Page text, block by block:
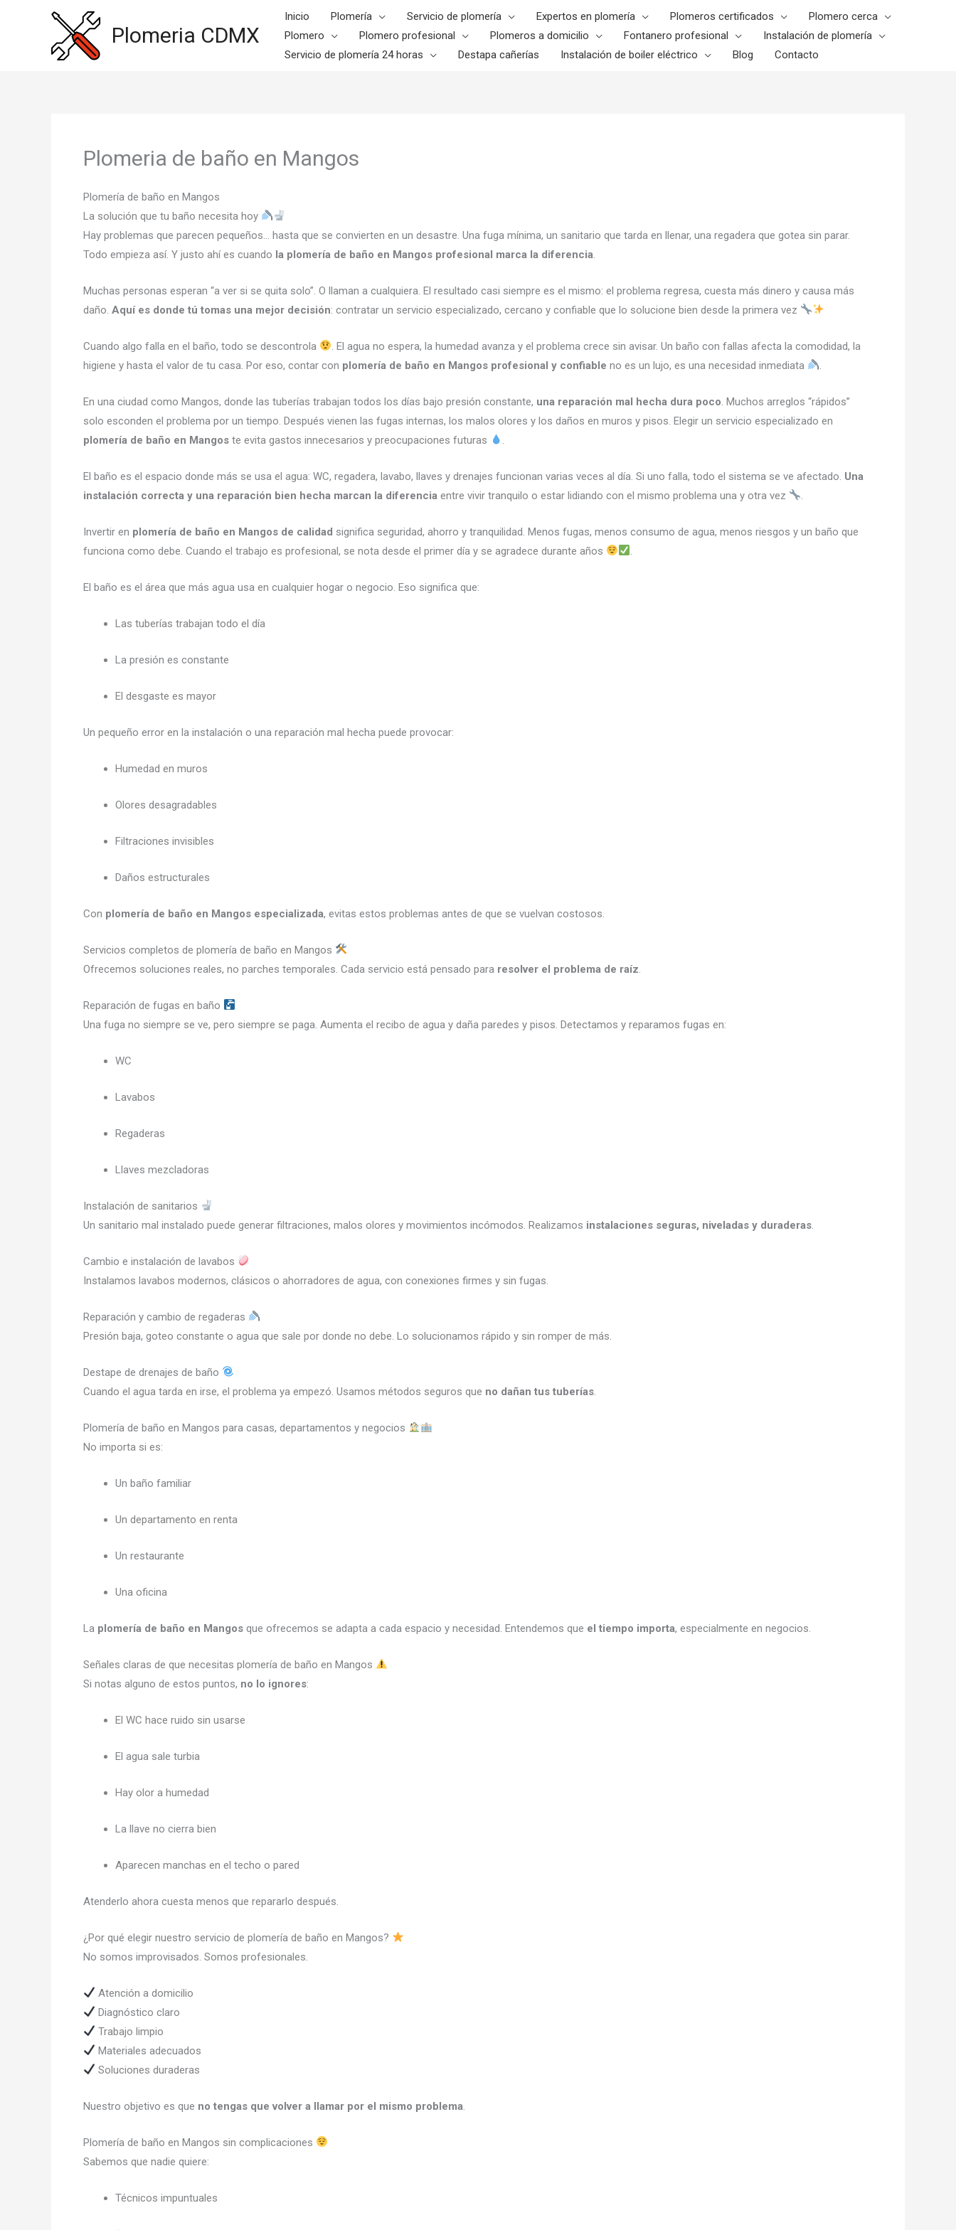
Plomeria CDMX
Inicio Plomería Servicio de plomería Expertos en plomería Plomeros certificados
Plomero cerca
Plomero
Plomero profesional Plomeros a domicilio Fontanero profesional
Instalación de plomería
Servicio de plomería 24 horas
Destapa cañerías Instalación de boiler eléctrico Blog Contacto
Plomeria de baño en Mangos
Plomería de baño en Mangos
La solución que tu baño necesita hoy
Hay problemas que parecen pequeños… hasta que se convierten en un desastre. Una fuga mínima, un sanitario que tarda en llenar, una regadera que gotea sin parar.
Todo empieza así. Y justo ahí es cuando la plomería de baño en Mangos profesional marca la diferencia
Muchas personas esperan “a ver si se quita solo”. O llaman a cualquiera. El resultado casi siempre es el mismo: el problema regresa, cuesta más dinero y causa más
daño. Aquí es donde tú tomas una mejor decisión: contratar un servicio especializado, cercano y confiable que lo solucione bien desde la primera vez
Cuando algo falla en el baño, todo se descontrola
. El agua no espera, la humedad avanza y el problema crece sin avisar. Un baño con fallas afecta la comodidad, la
higiene y hasta el valor de tu casa. Por eso, contar con plomería de baño en Mangos profesional y confiable no es un lujo, es una necesidad inmediata
En una ciudad como Mangos, donde las tuberías trabajan todos los días bajo presión constante, una reparación mal hecha dura poco . Muchos arreglos “rápidos”
solo esconden el problema por un tiempo. Después vienen las fugas internas, los malos olores y los daños en muros y pisos. Elegir un servicio especializado en
plomería de baño en Mangos te evita gastos innecesarios y preocupaciones futuras
El baño es el espacio donde más se usa el agua: WC, regadera, lavabo, llaves y drenajes funcionan varias veces al día. Si uno falla, todo el sistema se ve afectado. Una
instalación correcta y una reparación bien hecha marcan la diferencia entre vivir tranquilo o estar lidiando con el mismo problema una y otra vez
Invertir en plomería de baño en Mangos de calidad significa seguridad, ahorro y tranquilidad. Menos fugas, menos consumo de agua, menos riesgos y un baño que
funciona como debe. Cuando el trabajo es profesional, se nota desde el primer día y se agradece durante años
El baño es el área que más agua usa en cualquier hogar o negocio. Eso significa que:
Las tuberías trabajan todo el día
La presión es constante
El desgaste es mayor
Un pequeño error en la instalación o una reparación mal hecha puede provocar:
Humedad en muros
Olores desagradables
Filtraciones invisibles
Daños estructurales
Con plomería de baño en Mangos especializada, evitas estos problemas antes de que se vuelvan costosos.
Servicios completos de plomería de baño en Mangos
Ofrecemos soluciones reales, no parches temporales. Cada servicio está pensado para resolver el problema de raíz
Reparación de fugas en baño
Una fuga no siempre se ve, pero siempre se paga. Aumenta el recibo de agua y daña paredes y pisos. Detectamos y reparamos fugas en:
WC
Lavabos
Regaderas
Llaves mezcladoras
Instalación de sanitarios
Un sanitario mal instalado puede generar filtraciones, malos olores y movimientos incómodos. Realizamos instalaciones seguras, niveladas y duraderas
Cambio e instalación de lavabos
Instalamos lavabos modernos, clásicos o ahorradores de agua, con conexiones firmes y sin fugas.
Reparación y cambio de regaderas
Presión baja, goteo constante o agua que sale por donde no debe. Lo solucionamos rápido y sin romper de más.
Destape de drenajes de baño
Cuando el agua tarda en irse, el problema ya empezó. Usamos métodos seguros que no dañan tus tuberías
Plomería de baño en Mangos para casas, departamentos y negocios
No importa si es:
Un baño familiar
Un departamento en renta
Un restaurante
Una oficina
La plomería de baño en Mangos que ofrecemos se adapta a cada espacio y necesidad. Entendemos que el tiempo importa, especialmente en negocios.
Señales claras de que necesitas plomería de baño en Mangos
Si notas alguno de estos puntos, no lo ignores:
El WC hace ruido sin usarse
El agua sale turbia
Hay olor a humedad
La llave no cierra bien
Aparecen manchas en el techo o pared
Atenderlo ahora cuesta menos que repararlo después.
¿Por qué elegir nuestro servicio de plomería de baño en Mangos?
No somos improvisados. Somos profesionales.
Atención a domicilio
Diagnóstico claro
Trabajo limpio
Materiales adecuados
Soluciones duraderas
Nuestro objetivo es que no tengas que volver a llamar por el mismo problema
Plomería de baño en Mangos sin complicaciones
Sabemos que nadie quiere:
Técnicos impuntuales